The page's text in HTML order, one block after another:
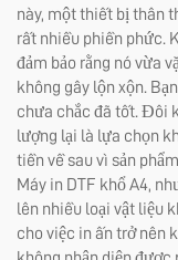
này, một thiết bị thân
rất nhiều phiền phức.
đảm bảo rằng nó vừa
không gây lộn xộn.
chưa chắc đã tốt. Đôi
lượng lại là lựa chọn
tiền về sau vì sản
Máy in DTF khổ A4,
lên nhiều loại vật liệu
cho việc in ấn trở nên